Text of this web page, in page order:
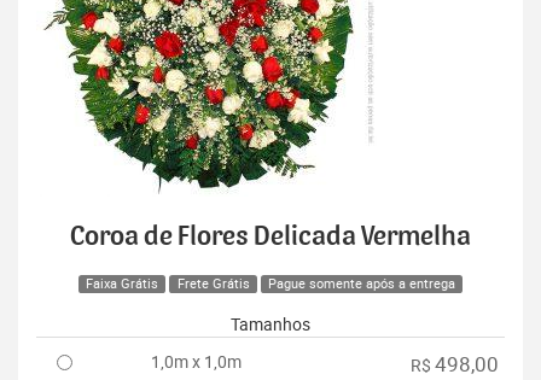
Coroa de Flores Delicada Vermelha
Faixa Grátis Frete Grátis Pague somente após a entrega
Tamanhos
1,0m x 1,0m
R$ 498,00